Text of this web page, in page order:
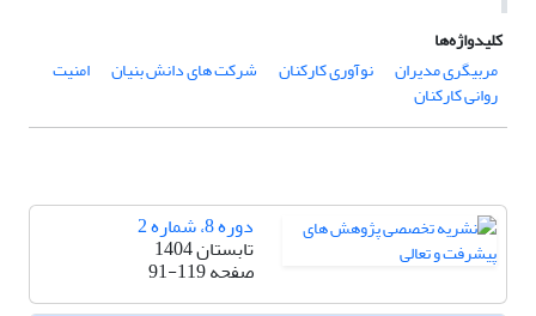
کلیدواژه‌ها
مربیگری مدیران
نوآوری کارکنان شرکت های دانش بنیان امنیت
روانی کارکنان
دوره 8، شماره 2
تابستان 1404
صفحه91-119